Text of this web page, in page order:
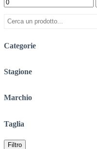
Categorie
Stagione
Marchio
Taglia
Filtro